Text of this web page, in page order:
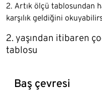
2. Artık ölçü tablosundan
karşılık geldiğini
2. yaşından itibaren
tablosu
Baş çevresi